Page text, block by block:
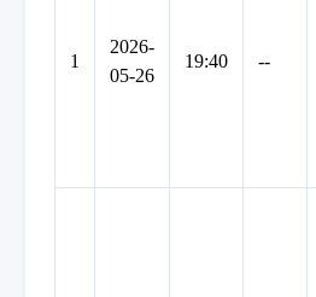
1
2026-
05-26
19:40 --